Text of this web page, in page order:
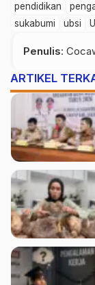
pendidikan
sukabumi
ubsi
Penulis:
ARTIKEL